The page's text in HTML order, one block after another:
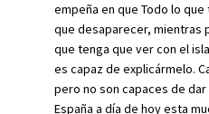
empeña en que Todo lo
que desaparecer, mientras
que tenga que ver con el
es capaz de explicármelo.
pero no son capaces de
España a día de hoy esta